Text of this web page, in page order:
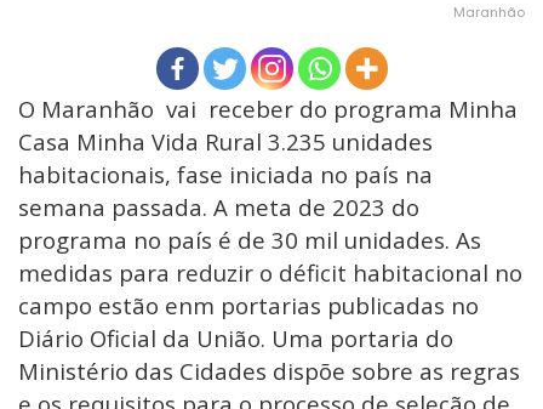
Maranhão
O Maranhão vai receber do programa Minha
Casa Minha Vida Rural 3.235 unidades
habitacionais, fase iniciada no país na
semana passada. A meta de 2023 do
programa no país é de 30 mil unidades. As
medidas para reduzir o déficit habitacional no
campo estão enm portarias publicadas no
Diário Oficial da União. Uma portaria do
Ministério das Cidades dispõe sobre as regras